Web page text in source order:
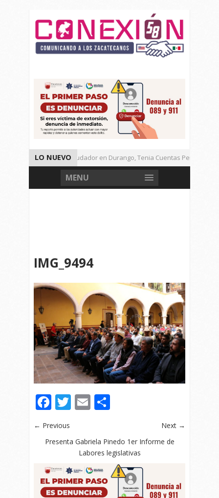
LO NUEVO
Detienen a Defraudador en Durango, Tenia Cuentas Pendientes
Presenta Presidenta Sheinbaum, 10 Acciones Para Explotación
MENU
IMG_9494
Facebook
Twitter
Email
← Previous
Next →
Presenta Gabriela Pinedo 1er Informe de
Labores legislativas